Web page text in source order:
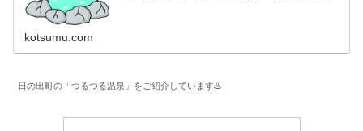
kotsumu.com
日の出町の「つるつる温泉」をご紹介しています♨️